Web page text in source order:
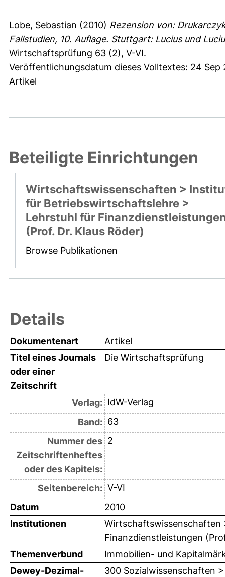
Lobe, Sebastian (2010) Rezension von:
Fallstudien, 10. Auflage. Stuttgart: Lucius und
Wirtschaftsprüfung 63 (2), V-VI.
Veröffentlichungsdatum dieses Volltextes: 24 Sep
Artikel
Beteiligte Einrichtungen
Wirtschaftswissenschaften >
für Betriebswirtschaftslehre >
Lehrstuhl für
(Prof. Dr. Klaus Röder)
Browse Publikationen
Details
Dokumentenart
Artikel
Titel eines Journals
oder einer
Zeitschrift
Die Wirtschaftsprüfung
Verlag: IdW-Verlag
Band: 63
Nummer des
Zeitschriftenheftes
oder des Kapitels:
2
Seitenbereich: V-VI
Datum
2010
Institutionen
Finanzdienstleistungen
Themenverbund
Immobilien- und
Dewey-Dezimal-
300 Sozialwissenschaften